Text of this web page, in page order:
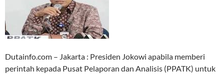
Dutainfo.com – Jakarta : Presiden Jokowi apabila memberi
perintah kepada Pusat Pelaporan dan Analisis (PPATK) untuk